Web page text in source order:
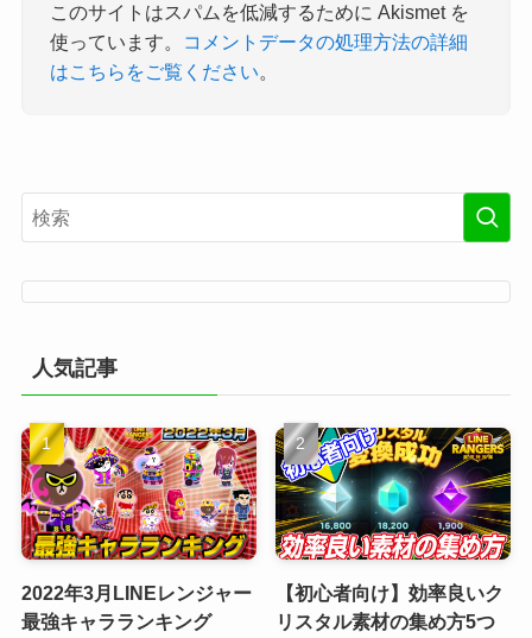
このサイトはスパムを低減するために Akismet を
使っています。
コメントデータの処理方法の詳細
はこちらをご覧ください。
人気記事
2022年3月LINEレンジャー
最強キャラランキング
【初心者向け】効率良いク
リスタル素材の集め方5つ